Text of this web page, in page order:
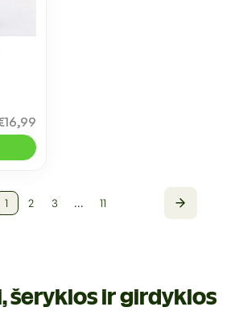
1 2 3 … 11
šeryklos ir girdyklos